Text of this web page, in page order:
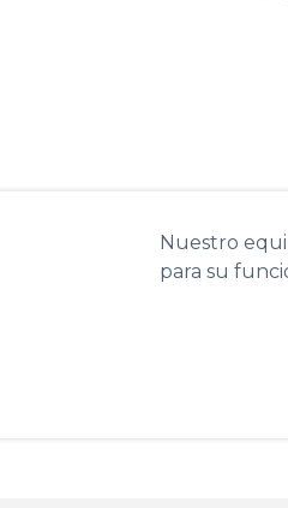
Nuestro
para su